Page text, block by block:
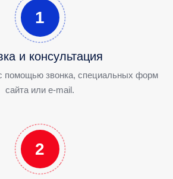
1
и консультация
помощью звонка, специальных форм
сайта или e-mail.
2